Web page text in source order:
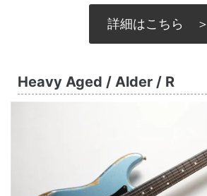
詳細はこちら ＞
Heavy Aged / Alder / R